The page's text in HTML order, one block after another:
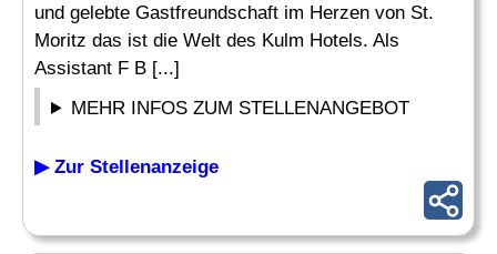
und gelebte Gastfreundschaft im Herzen von St.
Moritz das ist die Welt des Kulm Hotels. Als
Assistant F B [...]
MEHR INFOS ZUM STELLENANGEBOT
▶ Zur Stellenanzeige